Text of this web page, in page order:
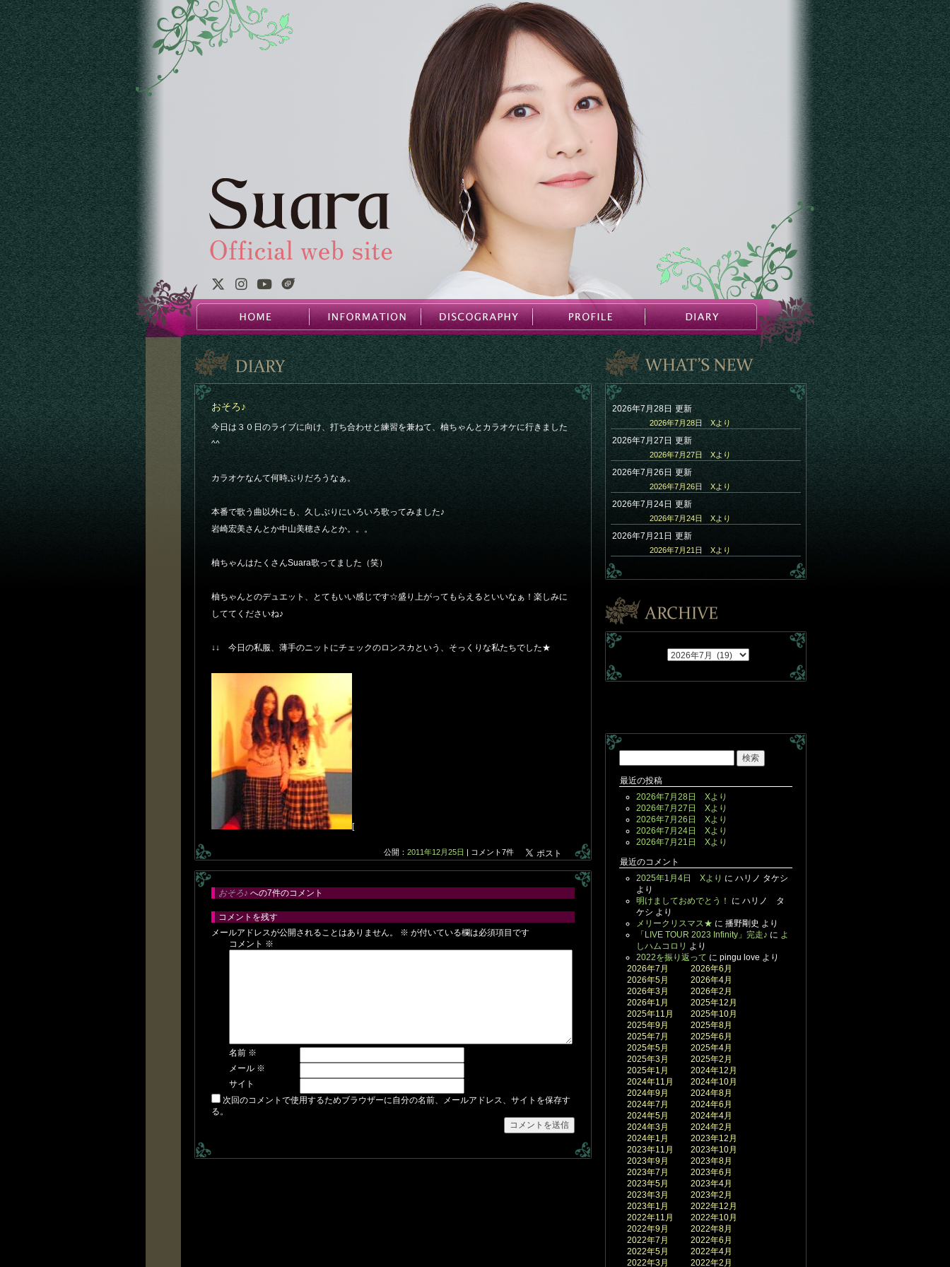
おそろ♪
今日は３０日のライブに向け、打ち合わせと練習を兼ねて、柚ちゃんとカラオケに行きました
^^
カラオケなんて何時ぶりだろうなぁ。
本番で歌う曲以外にも、久しぶりにいろいろ歌ってみました♪
岩崎宏美さんとか中山美穂さんとか。。。
柚ちゃんはたくさんSuara歌ってました（笑）
柚ちゃんとのデュエット、とてもいい感じです☆盛り上がってもらえるといいなぁ！楽しみに
しててくださいね♪
↓↓ 今日の私服、薄手のニットにチェックのロンスカという、そっくりな私たちでした★
[
公開： 2011年12月25日 | コメント7件
おそろ♪ への7件のコメント
コメントを残す
メールアドレスが公開されることはありません。
※ が付いている欄は必須項目です
コメント ※
名前 ※
メール ※
サイト
次回のコメントで使用するためブラウザーに自分の名前、メールアドレス、サイトを保存す
る。
2026年7月28日 更新
2026年7月28日 Xより
2026年7月27日 更新
2026年7月27日 Xより
2026年7月26日 更新
2026年7月26日 Xより
2026年7月24日 更新
2026年7月24日 Xより
2026年7月21日 更新
2026年7月21日 Xより
索:
最近の投稿
2026年7月28日 Xより
2026年7月27日 Xより
2026年7月26日 Xより
2026年7月24日 Xより
2026年7月21日 Xより
最近のコメント
2025年1月4日 Xより に ハリノ タケシ
より
明けましておめでとう！
に ハリノ タ
ケシ より
メリークリスマス★ に 播野剛史 より
「LIVE TOUR 2023 Infinity」完走♪ に よ
しハムコロリ より
2022を振り返って に pingu love より
2026年7月
2026年6月
2026年5月
2026年4月
2026年3月
2026年2月
2026年1月
2025年12月
2025年11月
2025年10月
2025年9月
2025年8月
2025年7月
2025年6月
2025年5月
2025年4月
2025年3月
2025年2月
2025年1月
2024年12月
2024年11月
2024年10月
2024年9月
2024年8月
2024年7月
2024年6月
2024年5月
2024年4月
2024年3月
2024年2月
2024年1月
2023年12月
2023年11月
2023年10月
2023年9月
2023年8月
2023年7月
2023年6月
2023年5月
2023年4月
2023年3月
2023年2月
2023年1月
2022年12月
2022年11月
2022年10月
2022年9月
2022年8月
2022年7月
2022年6月
2022年5月
2022年4月
2022年3月
2022年2月